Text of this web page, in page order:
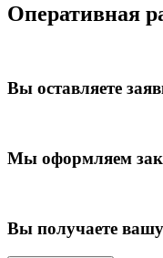
Оперативная
Вы оставляете
Мы оформляем
Вы получаете